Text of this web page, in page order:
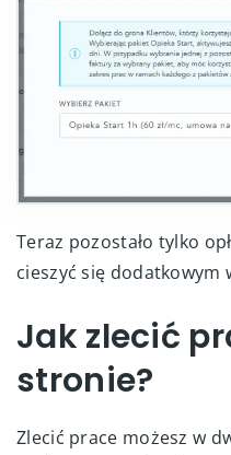
Teraz pozostało tylko
cieszyć się dodatkowym
Jak zlecić
stronie?
Zlecić prace możesz w